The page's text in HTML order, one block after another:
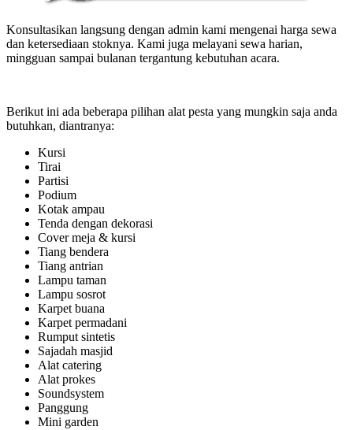
Konsultasikan langsung dengan admin kami mengenai harga sewa
dan ketersediaan stoknya. Kami juga melayani sewa harian,
mingguan sampai bulanan tergantung kebutuhan acara.
Berikut ini ada beberapa pilihan alat pesta yang mungkin saja anda
butuhkan, diantranya:
Kursi
Tirai
Partisi
Podium
Kotak ampau
Tenda dengan dekorasi
Cover meja & kursi
Tiang bendera
Tiang antrian
Lampu taman
Lampu sosrot
Karpet buana
Karpet permadani
Rumput sintetis
Sajadah masjid
Alat catering
Alat prokes
Soundsystem
Panggung
Mini garden